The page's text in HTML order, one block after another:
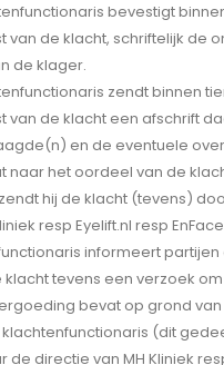
bevestigt
van de klacht, schriftelijk de
de klager.
zendt binnen
van de klacht een afschrift
en de eventuele
naar het oordeel van de
hij de klacht (tevens)
resp Eyelift.nl resp
informeert
klacht tevens een verzoek om
bevat op grond
(dit
de directie van MH Kliniek